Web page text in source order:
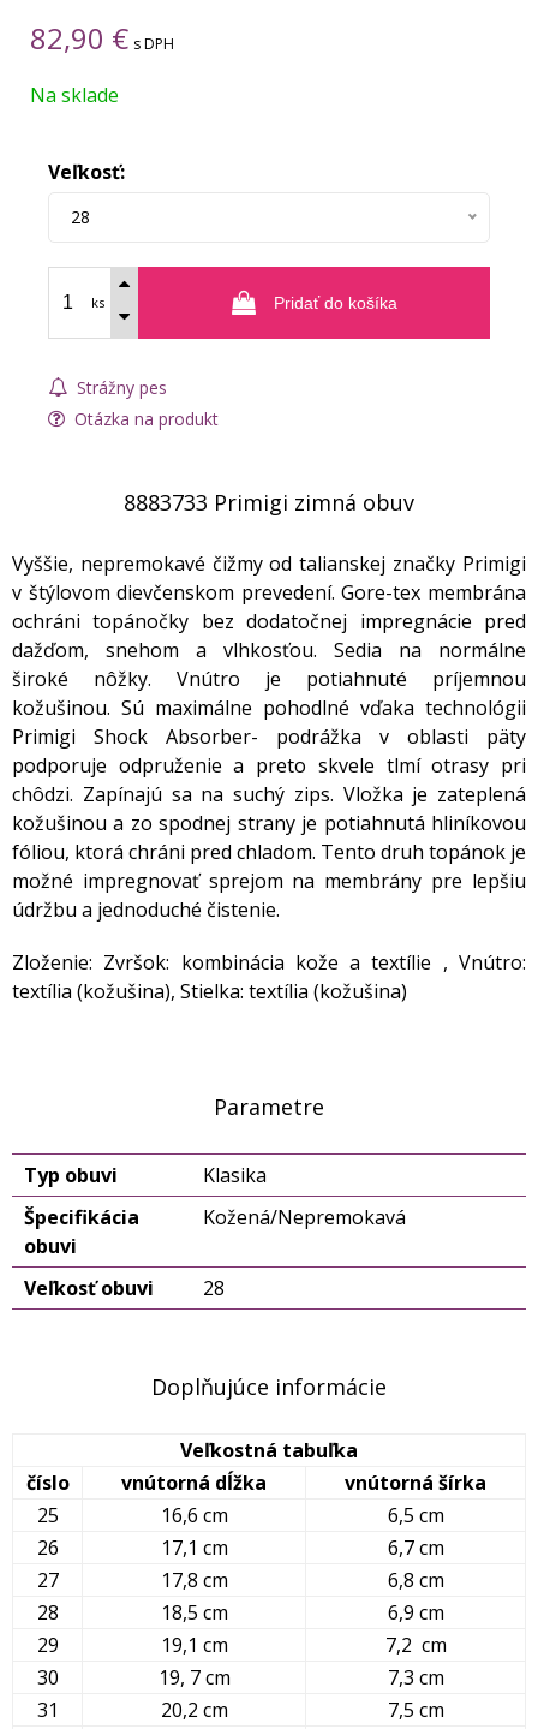
82,90 € s DPH
Na sklade
Veľkosť:
28
ks Pridať do košíka
Strážny pes
Otázka na produkt
8883733 Primigi zimná obuv
Vyššie, nepremokavé čižmy od talianskej značky Primigi
v štýlovom dievčenskom prevedení. Gore-tex membrána
ochráni topánočky bez dodatočnej impregnácie pred
dažďom, snehom a vlhkosťou. Sedia na normálne
široké nôžky. Vnútro je potiahnuté príjemnou
kožušinou. Sú maximálne pohodlné vďaka technológii
Primigi Shock Absorber- podrážka v oblasti päty
podporuje odpruženie a preto skvele tlmí otrasy pri
chôdzi. Zapínajú sa na suchý zips. Vložka je zateplená
kožušinou a zo spodnej strany je potiahnutá hliníkovou
fóliou, ktorá chráni pred chladom. Tento druh topánok je
možné impregnovať sprejom na membrány pre lepšiu
údržbu a jednoduché čistenie.
Zloženie: Zvršok: kombinácia kože a textílie , Vnútro:
textília (kožušina), Stielka: textília (kožušina)
Parametre
Typ obuvi
Klasika
Špecifikácia
obuvi
Kožená/Nepremokavá
Veľkosť obuvi 28
Doplňujúce informácie
Veľkostná tabuľka
číslo
vnútorná dĺžka
vnútorná šírka
25
16,6 cm
6,5 cm
26
17,1 cm
6,7 cm
27
17,8 cm
6,8 cm
28
18,5 cm
6,9 cm
29
19,1 cm
7,2 cm
30
19, 7 cm
7,3 cm
31
20,2 cm
7,5 cm